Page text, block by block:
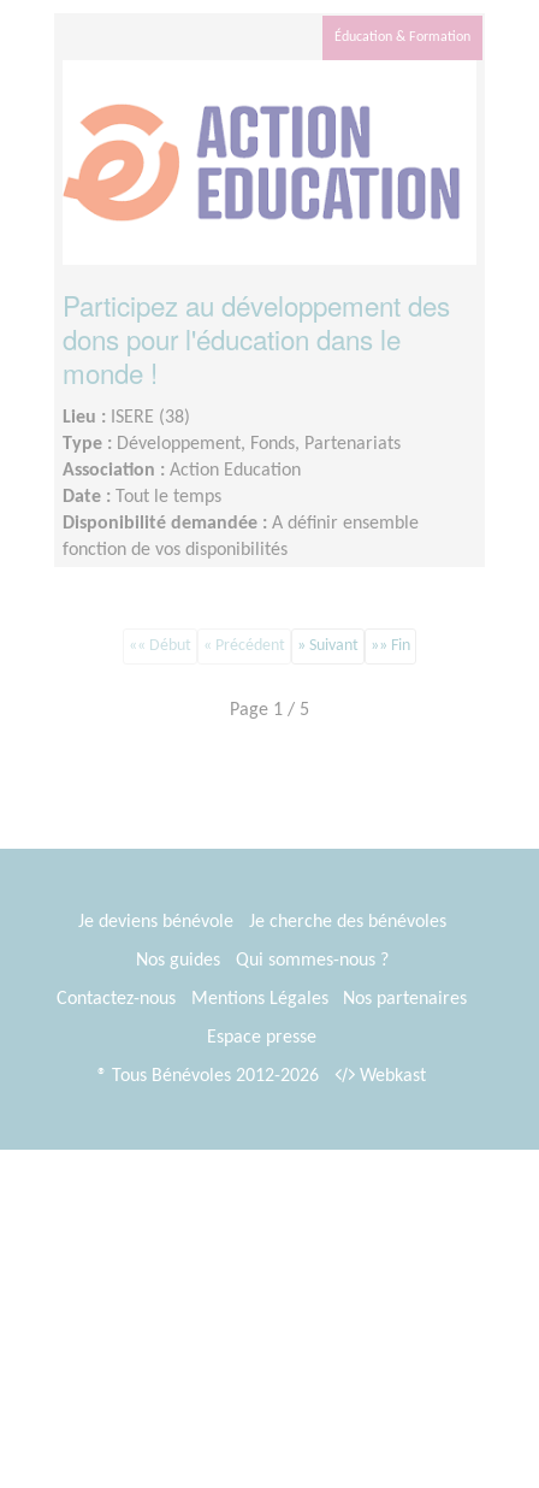
Éducation & Formation
Participez au développement des
dons pour l'éducation dans le
monde !
Lieu : ISERE (38)
Type : Développement, Fonds, Partenariats
Association : Action Education
Date :
Tout le temps
Disponibilité demandée : A définir ensemble
fonction de vos disponibilités
«« Début « Précédent » Suivant »» Fin
Page 1 / 5
Je deviens bénévole
Je cherche des bénévoles
Nos guides
Qui sommes-nous ?
Contactez-nous
Mentions Légales
Nos partenaires
Espace presse
® Tous Bénévoles 2012-2026
Webkast